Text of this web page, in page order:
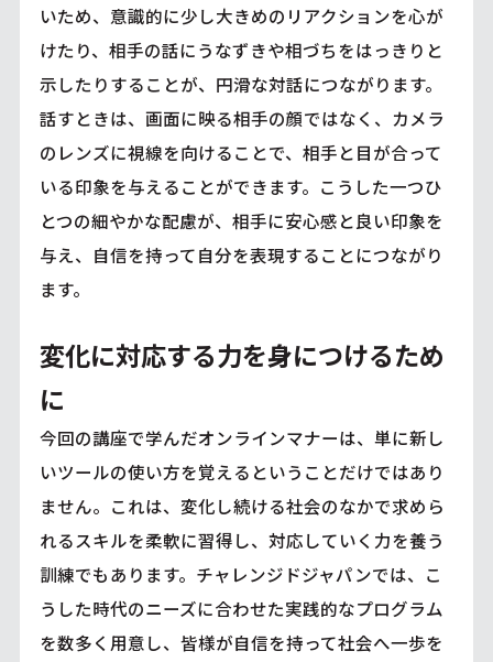
いため、意識的に少し大きめのリアクションを心が
けたり、相手の話にうなずきや相づちをはっきりと
示したりすることが、円滑な対話につながります。
話すときは、画面に映る相手の顔ではなく、カメラ
のレンズに視線を向けることで、相手と目が合って
いる印象を与えることができます。こうした一つひ
とつの細やかな配慮が、相手に安心感と良い印象を
与え、自信を持って自分を表現することにつながり
ます。
変化に対応する力を身につけるため
に
今回の講座で学んだオンラインマナーは、単に新し
いツールの使い方を覚えるということだけではあり
ません。これは、変化し続ける社会のなかで求めら
れるスキルを柔軟に習得し、対応していく力を養う
訓練でもあります。チャレンジドジャパンでは、こ
うした時代のニーズに合わせた実践的なプログラム
を数多く用意し、皆様が自信を持って社会へ一歩を